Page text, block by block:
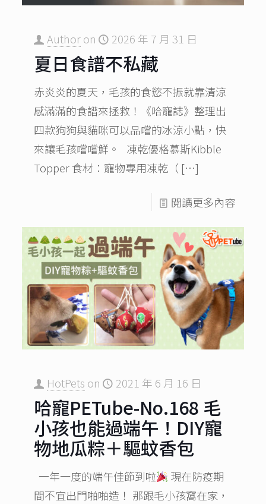
Authoron 2026 年 7 月 31 日
夏日食譜不私藏
赤炎炎的夏天，毛孩的食慾不振就靠清涼
感滿滿的食譜來拯救！《哈寵誌》整理出
四款狗狗與貓咪可以品嚐的冰涼小點，快
來讓毛孩嚐嚐鮮。 凍乾優格慕斯Kibble
Topper 食材：寵物專用凍乾（ […]
閱讀更多內容
HotPets on 2021 年 6 月 16 日
哈寵PETube-No.168 毛
小孩也能過端午！DIY寵
物地瓜粽＋驅蚊香包
一年一度的端午佳節到啦
現在防疫期
間不宜出門啪啪造！ 那跟毛小孩窩在家，